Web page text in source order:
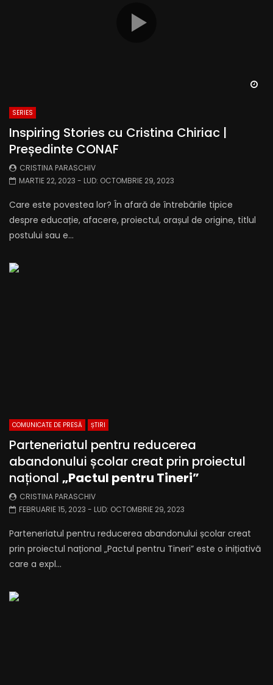
SERIES
Inspiring Stories cu Cristina Chiriac |
Președinte CONAF
CRISTINA PARASCHIV
MARTIE 22, 2023 - LUD: OCTOMBRIE 29, 2023
Care este povestea lor? În afară de întrebările tipice
despre educație, afacere, proiectul, orașul de origine, titlul
postului sau e...
COMUNICATE DE PRESĂ ȘTIRI
Parteneriatul pentru reducerea
abandonului școlar creat prin proiectul
național „Pactul pentru Tineri”
CRISTINA PARASCHIV
FEBRUARIE 15, 2023 - LUD: OCTOMBRIE 29, 2023
Parteneriatul pentru reducerea abandonului școlar creat
prin proiectul național „Pactul pentru Tineri” este o inițiativă
care a expl...